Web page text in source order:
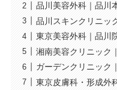
品川美容外科｜品川
品川スキンクリニッ
東京美容外科｜品川
湘南美容クリニック
ガーデンクリニック
東京皮膚科・形成外